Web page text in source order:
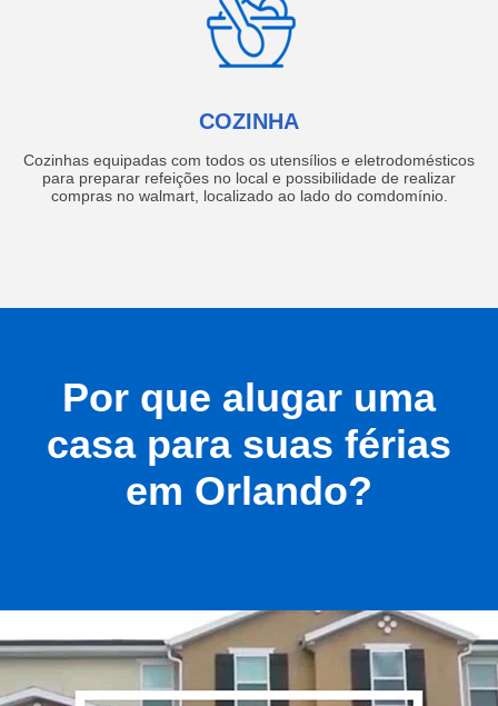
COZINHA
Cozinhas equipadas com todos os utensílios e eletrodomésticos
para preparar refeições no local e possibilidade de realizar
compras no walmart, localizado ao lado do comdomínio.
Por que alugar uma
casa para suas férias
em Orlando?